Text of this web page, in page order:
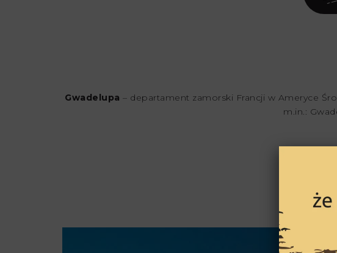
Gwadelupa – departament zamorski Francji w Ameryce
m.in.: